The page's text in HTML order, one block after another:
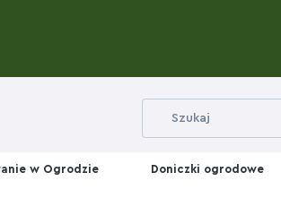
w Ogrodzie Doniczki ogrodowe